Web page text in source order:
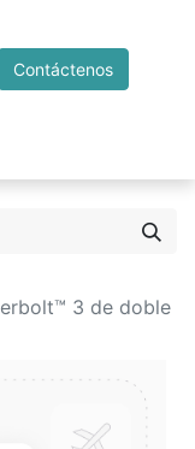
Contáctenos
3 de doble